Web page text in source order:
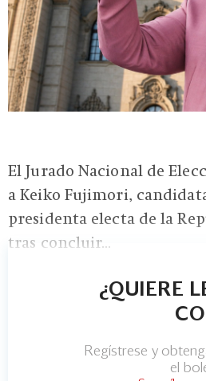
El Jurado Nacional de
a Keiko Fujimori,
presidenta electa de la
tras concluir...
¿QUIERE
Regístrese y
el